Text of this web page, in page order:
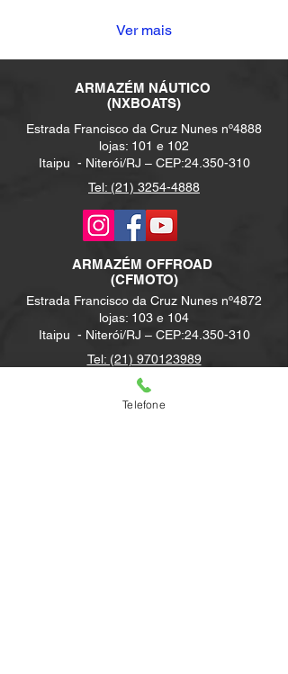
simplificado, novo design
gráficos no estilo “pop”. É
a porta de entrada ideal
pra quem quer sentir a
qualidade Kawasaki com o
melhor custo-benefício da
linha. Intermediário: STX
160 (X e...
Ver mais
ARMAZÉM NÁUTICO
(NXBOATS)
Estrada Francisco da Cruz Nunes nº4888
lojas: 101 e 102
Itaipu - Niterói/RJ – CEP:24.350-310
Tel: (21) 3254-4888
ARMAZÉM OFFROAD
(CFMOTO)
Estrada Francisco da Cruz Nunes nº4872
lojas: 103 e 104
Itaipu - Niterói/RJ – CEP:24.350-310
Tel: (21) 970123989
Tel: (21) 3254-3476
Telefone